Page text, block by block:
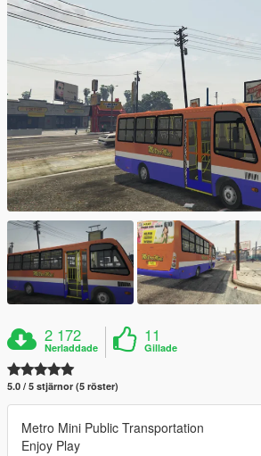
2 172
Nerladdade
11
Gillade
5.0 / 5 stjärnor (5 röster)
Metro Mini Public Transportation
Enjoy Play